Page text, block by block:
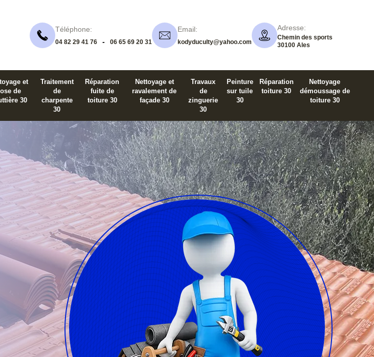
Téléphone:
04 82 29 41 76 - 06 65 69 20 31
Email:
kodyduculty@yahoo.com
Adresse:
Chemin des sports
30100 Ales
et
de
30
Traitement
de
charpente
30
Réparation
fuite de
toiture 30
Nettoyage et
ravalement de
façade 30
Travaux
de
zinguerie
30
Peinture
sur tuile
30
Réparation
toiture 30
Nettoyage
démoussage de
toiture 30